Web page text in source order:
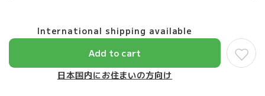
International shipping available
Add to cart
日本国内にお住まいの方向け